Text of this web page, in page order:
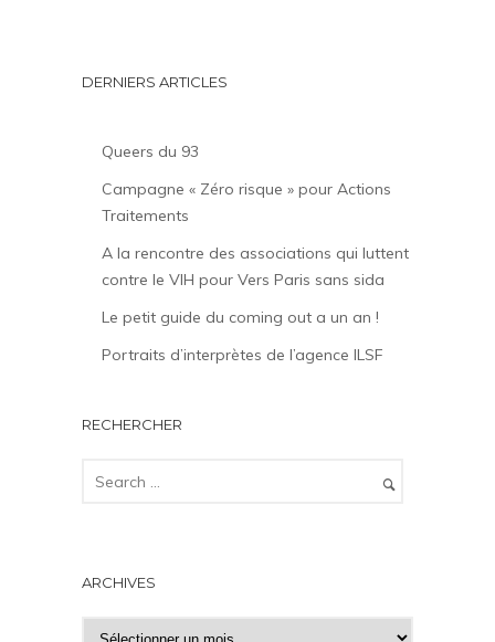
DERNIERS ARTICLES
Queers du 93
Campagne « Zéro risque » pour Actions
Traitements
A la rencontre des associations qui luttent
contre le VIH pour Vers Paris sans sida
Le petit guide du coming out a un an !
Portraits d’interprètes de l’agence ILSF
RECHERCHER
ARCHIVES